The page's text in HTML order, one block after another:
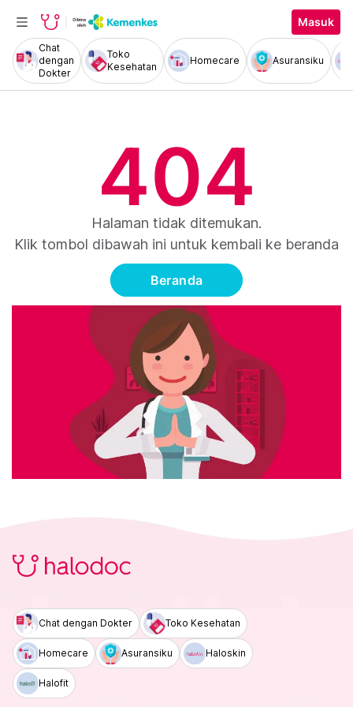
Masuk
Chat
dengan
Dokter
Toko
Kesehatan
Homecare Asuransiku
404
Halaman tidak ditemukan.
Klik tombol dibawah ini untuk kembali ke beranda
Beranda
Chat dengan Dokter Toko Kesehatan
Homecare Asuransiku Haloskin
Halofit